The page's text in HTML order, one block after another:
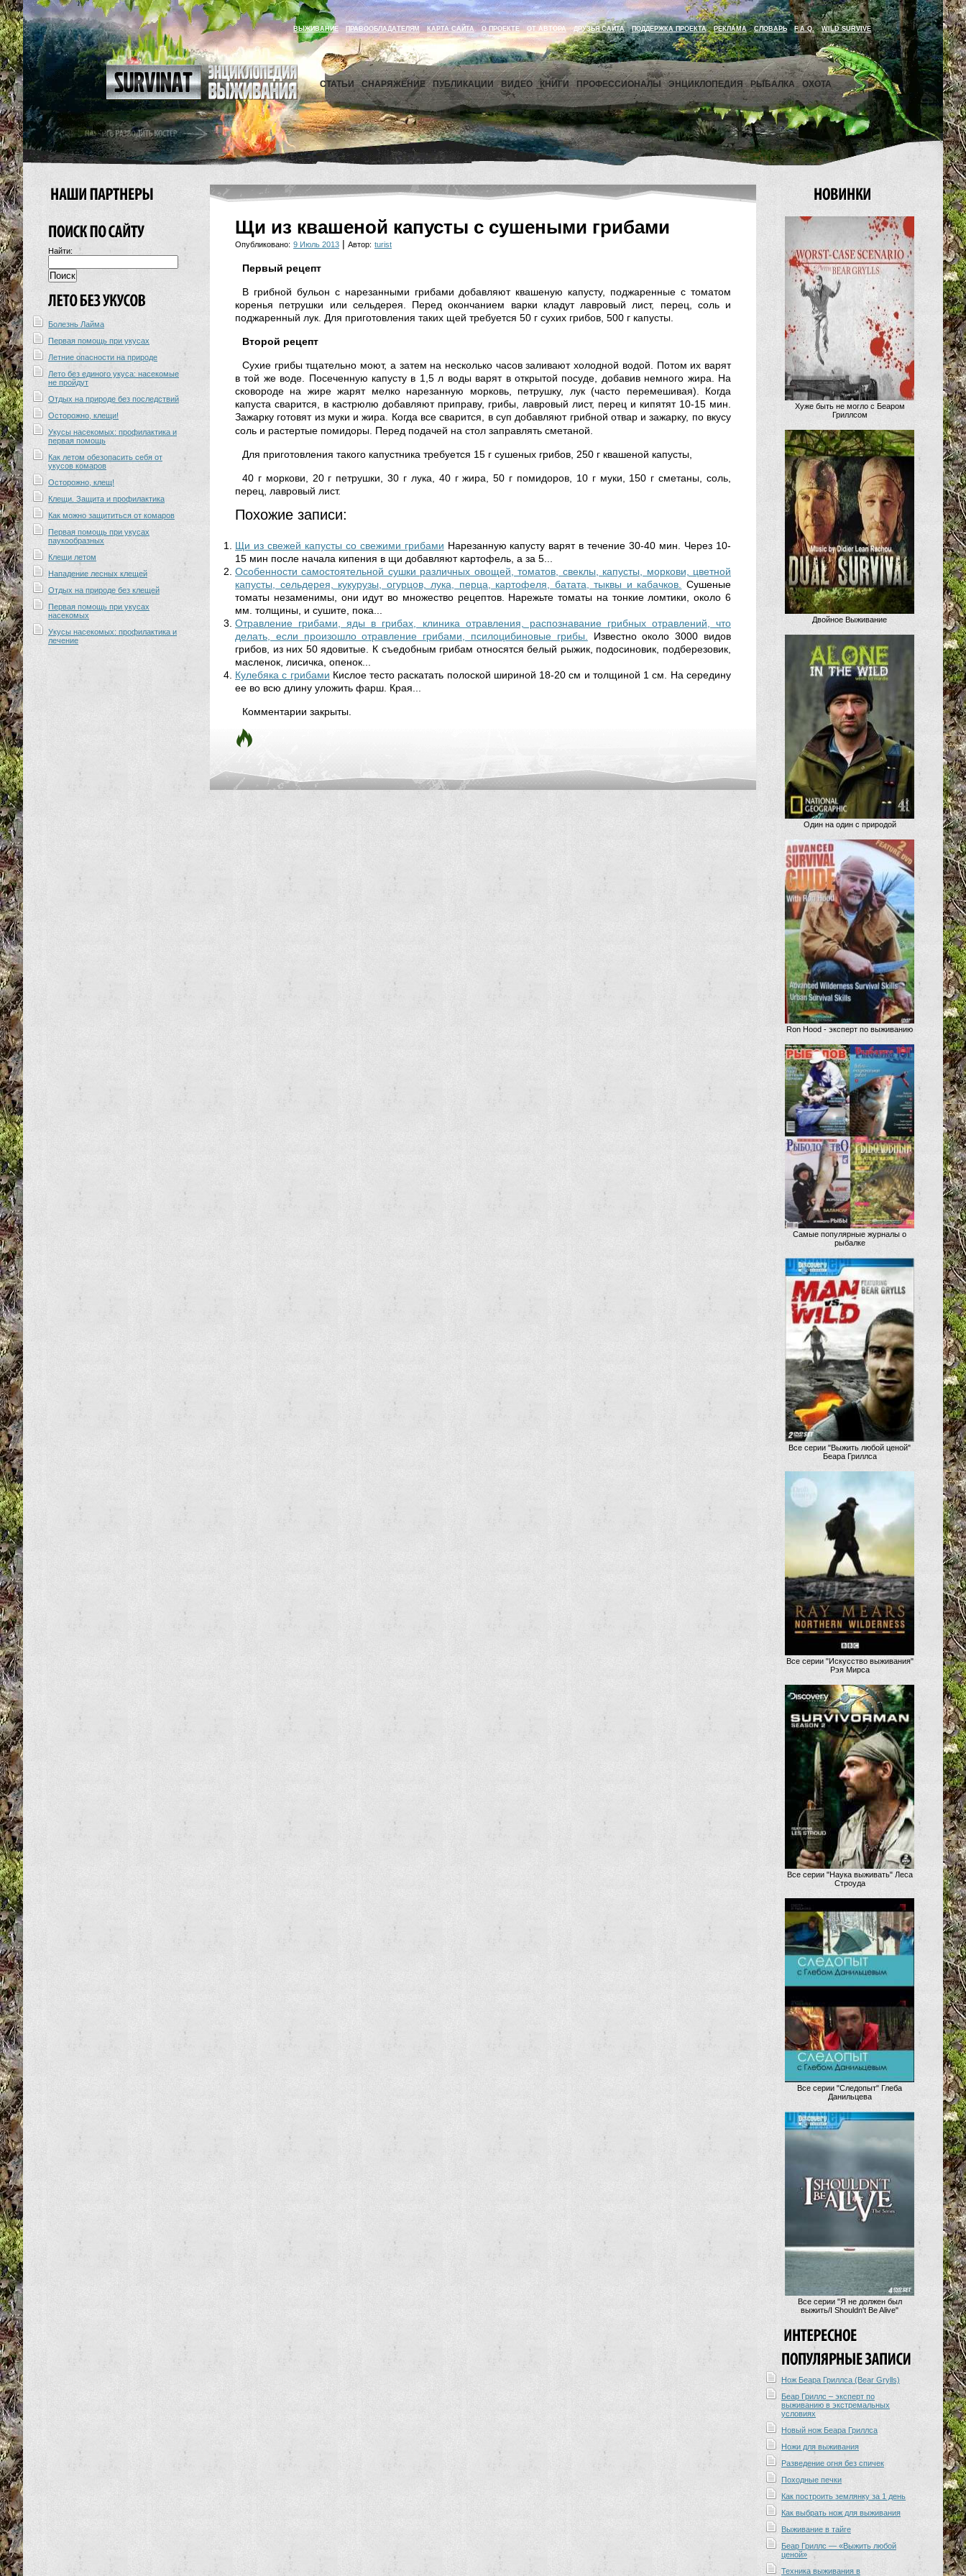
ВЫЖИВАНИЕ ПРАВООБЛАДАТЕЛЯМ КАРТА САЙТА О ПРОЕКТЕ ОТ АВТОРА ДРУЗЬЯ САЙТА ПОДДЕРЖКА ПРОЕКТА РЕКЛАМА СЛОВАРЬ F.A.Q. WILD SURVIVE
СТАТЬИ СНАРЯЖЕНИЕ ПУБЛИКАЦИИ ВИДЕО КНИГИ ПРОФЕССИОНАЛЫ ЭНЦИКЛОПЕДИЯ РЫБАЛКА ОХОТА
Найти:
Болезнь Лайма
Первая помощь при укусах
Летние опасности на природе
Лето без единого укуса: насекомые
не пройдут
Отдых на природе без последствий
Осторожно, клещи!
Укусы насекомых: профилактика и
первая помощь
Как летом обезопасить себя от
укусов комаров
Осторожно, клещ!
Клещи. Защита и профилактика
Как можно защититься от комаров
Первая помощь при укусах
паукообразных
Клещи летом
Нападение лесных клещей
Отдых на природе без клещей
Первая помощь при укусах
насекомых
Укусы насекомых: профилактика и
лечение
Щи из квашеной капусты с сушеными грибами
Опубликовано: 9 Июль 2013 | Автор: turist
Первый рецепт
В грибной бульон с нарезанными грибами добавляют квашеную капусту, поджаренные с томатом
коренья петрушки или сельдерея. Перед окончанием варки кладут лавровый лист, перец, соль и
поджаренный лук. Для приготовления таких щей требуется 50 г сухих грибов, 500 г капусты.
Второй рецепт
Сухие грибы тщательно моют, а затем на несколько часов заливают холодной водой. Потом их варят
в той же воде. Посеченную капусту в 1,5 л воды варят в открытой посуде, добавив немного жира. На
сковороде на жире жарят мелко нарезанную морковь, петрушку, лук (часто перемешивая). Когда
капуста сварится, в кастрюлю добавляют приправу, грибы, лавровый лист, перец и кипятят 10-15 мин.
Зажарку готовят из муки и жира.
Когда все сварится, в суп добавляют грибной отвар и зажарку, по вкусу
соль и растертые помидоры. Перед подачей на стол заправлять сметаной.
Для приготовления такого капустника требуется 15 г сушеных грибов, 250 г квашеной капусты,
40 г моркови, 20 г петрушки, 30 г лука, 40 г жира, 50 г помидоров, 10 г муки, 150 г сметаны, соль,
перец, лавровый лист.
Похожие записи:
Щи из свежей капусты со свежими грибами Нарезанную капусту варят в течение 30-40 мин. Через 10-
15 мин после начала кипения в щи добавляют картофель, а за 5...
Особенности самостоятельной сушки различных овощей, томатов, свеклы, капусты, моркови, цветной
капусты, сельдерея, кукурузы, огурцов, лука, перца, картофеля, батата, тыквы и кабачков.
Сушеные
томаты незаменимы, они идут во множество рецептов. Нарежьте томаты на тонкие ломтики, около 6
мм. толщины, и сушите, пока...
Отравление грибами, яды в грибах, клиника отравления, распознавание грибных отравлений, что
делать, если произошло отравление грибами, псилоцибиновые грибы.
Известно около 3000 видов
грибов, из них 50 ядовитые. К съедобным грибам относятся белый рыжик, подосиновик, подберезовик,
масленок, лисичка, опенок...
Кулебяка с грибами Кислое тесто раскатать полоской шириной 18-20 см и толщиной 1 см. На середину
ее во всю длину уложить фарш. Края...
Комментарии закрыты.
Хуже быть не могло с Беаром
Гриллсом
Двойное Выживание
Один на один с природой
Ron Hood - эксперт по выживанию
Самые популярные журналы о
рыбалке
Все серии "Выжить любой ценой"
Беара Гриллса
Все серии "Искусство выживания"
Рэя Мирса
Все серии "Наука выживать" Леса
Строуда
Все серии "Следопыт" Глеба
Данильцева
Все серии "Я не должен был
выжить/I Shouldn't Be Alive"
Нож Беара Гриллса (Bear Grylls)
Беар Гриллс – эксперт по
выживанию в экстремальных
условиях
Новый нож Беара Гриллса
Ножи для выживания
Разведение огня без спичек
Походные печки
Как построить землянку за 1 день
Как выбрать нож для выживания
Выживание в тайге
Беар Гриллс — «Выжить любой
ценой»
Техника выживания в